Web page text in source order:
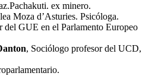
ex minero.
Moza d’Asturies. Psicóloga.
del GUE en el Parlamento Europeo
, Sociólogo profesor del UCD,